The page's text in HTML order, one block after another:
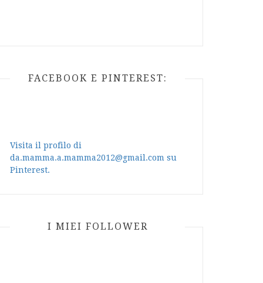
FACEBOOK E PINTEREST:
Visita il profilo di
da.mamma.a.mamma2012@gmail.com su
Pinterest.
I MIEI FOLLOWER